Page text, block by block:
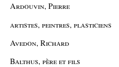
Ardouvin, Pierre
artistes, peintres, plasticiens
Avedon, Richard
Balthus, père et fils